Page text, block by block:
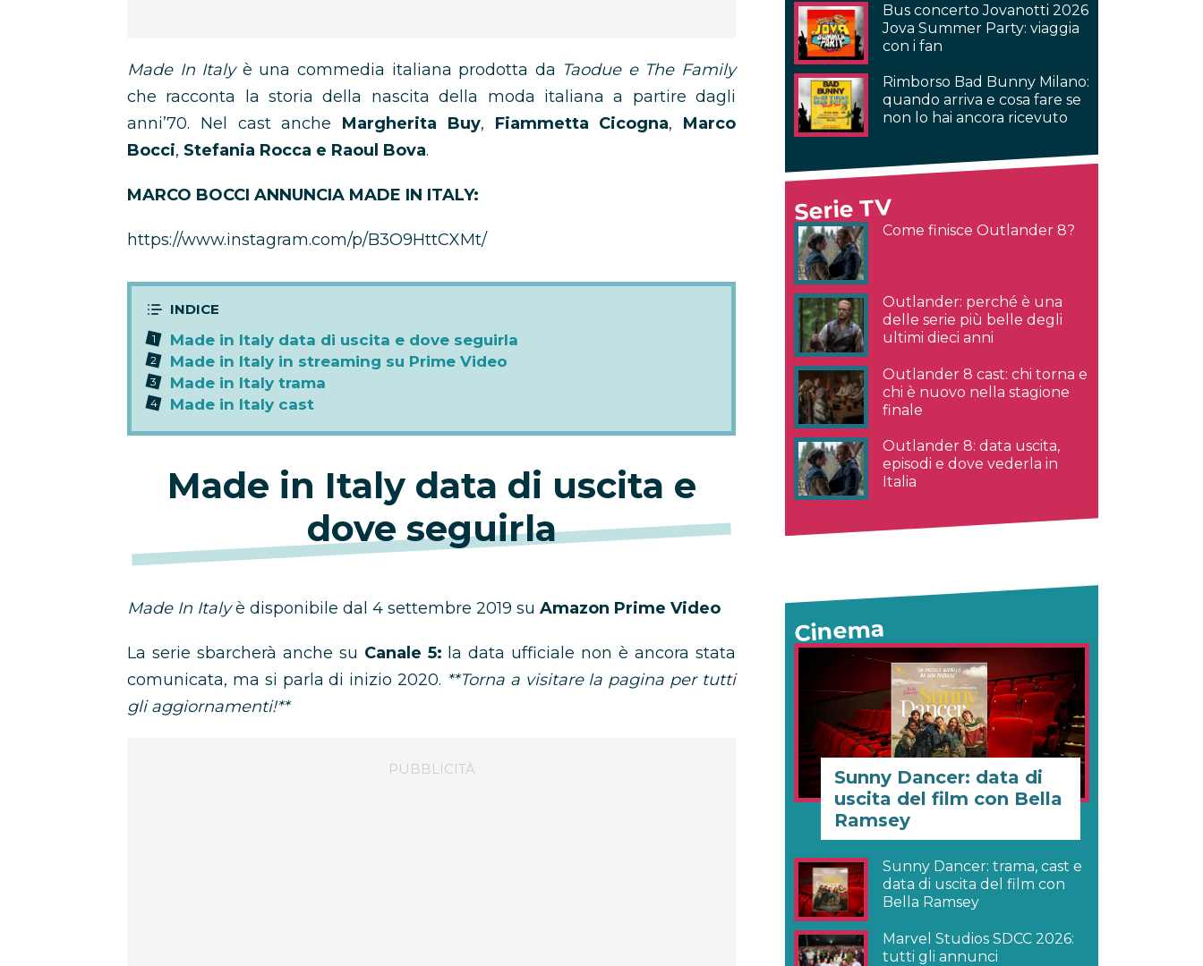
Made In Italyè una commedia italiana prodotta da Taodue e The Family
che racconta la storia della nascita della moda italiana a partire dagli
anni’70. Nel cast anche Margherita Buy, Fiammetta Cicogna, Marco
Bocci, Stefania Rocca e Raoul Bova.
MARCO BOCCI ANNUNCIA MADE IN ITALY:
https://www.instagram.com/p/B3O9HttCXMt/
Made in Italy data di uscita e dove seguirla
Made in Italy in streaming su Prime Video
Made in Italy trama
Made in Italy cast
Made in Italy data di uscita e
dove seguirla
Made In Italyè disponibile dal 4 settembre 2019 su Amazon Prime Video
La serie sbarcherà anche su Canale 5: la data ufficiale non è ancora stata
comunicata, ma si parla di inizio 2020. **Torna a visitare la pagina per tutti
gli aggiornamenti!**
Bus concerto Jovanotti 2026
Jova Summer Party: viaggia
con i fan
Rimborso Bad Bunny Milano:
quando arriva e cosa fare se
non lo hai ancora ricevuto
Serie TV
Come finisce Outlander 8?
Outlander: perché è una
delle serie più belle degli
ultimi dieci anni
Outlander 8 cast: chi torna e
chi è nuovo nella stagione
finale
Outlander 8: data uscita,
episodi e dove vederla in
Italia
Cinema
Sunny Dancer: data di
uscita del film con Bella
Ramsey
Sunny Dancer: trama, cast e
data di uscita del film con
Bella Ramsey
Marvel Studios SDCC 2026:
tutti gli annunci